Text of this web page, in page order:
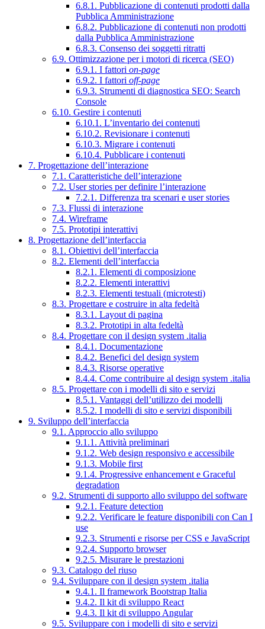
6.8.1. Pubblicazione di contenuti prodotti dalla
Pubblica Amministrazione
6.8.2. Pubblicazione di contenuti non prodotti
dalla Pubblica Amministrazione
6.8.3. Consenso dei soggetti ritratti
6.9. Ottimizzazione per i motori di ricerca (SEO)
6.9.1. I fattori on-page
6.9.2. I fattori off-page
6.9.3. Strumenti di diagnostica SEO: Search
Console
6.10. Gestire i contenuti
6.10.1. L’inventario dei contenuti
6.10.2. Revisionare i contenuti
6.10.3. Migrare i contenuti
6.10.4. Pubblicare i contenuti
7. Progettazione dell’interazione
7.1. Caratteristiche dell’interazione
7.2. User stories per definire l’interazione
7.2.1. Differenza tra scenari e user stories
7.3. Flussi di interazione
7.4. Wireframe
7.5. Prototipi interattivi
8. Progettazione dell’interfaccia
8.1. Obiettivi dell’interfaccia
8.2. Elementi dell’interfaccia
8.2.1. Elementi di composizione
8.2.2. Elementi interattivi
8.2.3. Elementi testuali (microtesti)
8.3. Progettare e costruire in alta fedeltà
8.3.1. Layout di pagina
8.3.2. Prototipi in alta fedeltà
8.4. Progettare con il design system .italia
8.4.1. Documentazione
8.4.2. Benefici del design system
8.4.3. Risorse operative
8.4.4. Come contribuire al design system .italia
8.5. Progettare con i modelli di sito e servizi
8.5.1. Vantaggi dell’utilizzo dei modelli
8.5.2. I modelli di sito e servizi disponibili
9. Sviluppo dell’interfaccia
9.1. Approccio allo sviluppo
9.1.1. Attività preliminari
9.1.2. Web design responsivo e accessibile
9.1.3. Mobile first
9.1.4. Progressive enhancement e Graceful
degradation
9.2. Strumenti di supporto allo sviluppo del software
9.2.1. Feature detection
9.2.2. Verificare le feature disponibili con Can I
use
9.2.3. Strumenti e risorse per CSS e JavaScript
9.2.4. Supporto browser
9.2.5. Misurare le prestazioni
9.3. Catalogo del riuso
9.4. Sviluppare con il design system .italia
9.4.1. Il framework Bootstrap Italia
9.4.2. Il kit di sviluppo React
9.4.3. Il kit di sviluppo Angular
9.5. Sviluppare con i modelli di sito e servizi